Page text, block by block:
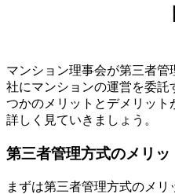
マンション理事会が第三者
社にマンションの運営を委託
つかのメリットとデメリッ
詳しく見ていきましょう。
第三者管理方式のメリッ
まずは第三者管理方式のメリ